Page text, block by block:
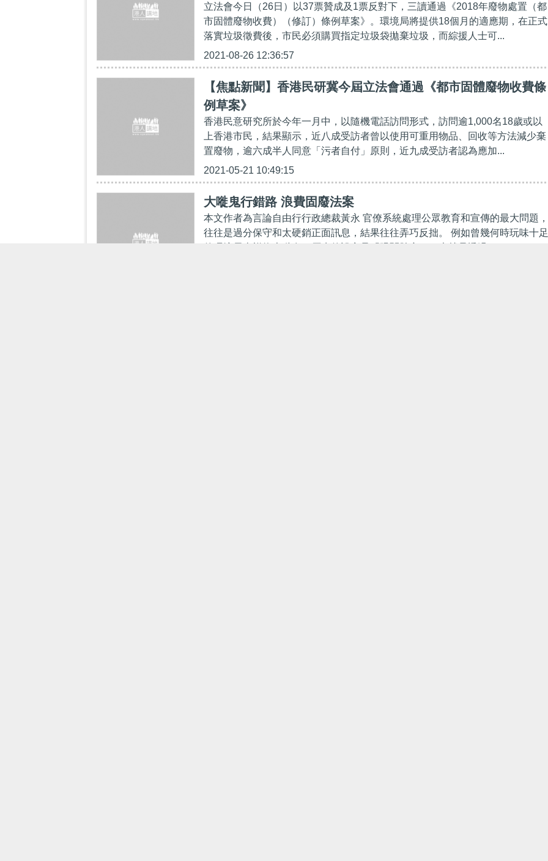
立法會今日（26日）以37票贊成及1票反對下，三讀通過《2018年廢物處置（都
市固體廢物收費）（修訂）條例草案》。環境局將提供18個月的適應期，在正式
落實垃圾徵費後，市民必須購買指定垃圾袋拋棄垃圾，而綜援人士可...
2021-08-26 12:36:57
【焦點新聞】香港民研冀今屆立法會通過《都市固體廢物收費條
例草案》
香港民意研究所於今年一月中，以隨機電話訪問形式，訪問逾1,000名18歲或以
上香港市民，結果顯示，近八成受訪者曾以使用可重用物品、回收等方法減少棄
置廢物，逾六成半人同意「污者自付」原則，近九成受訪者認為應加...
2021-05-21 10:49:15
大嘥鬼行錯路 浪費固廢法案
本文作者為言論自由行行政總裁黃永 官僚系統處理公眾教育和宣傳的最大問題，
往往是過分保守和太硬銷正面訊息，結果往往弄巧反拙。 例如曾幾何時玩味十足